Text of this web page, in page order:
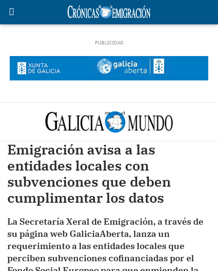
Emigración avisa a las
entidades locales con
subvenciones que deben
cumplimentar los datos
La Secretaría Xeral de Emigración, a través de
su página web GaliciaAberta, lanza un
requerimiento a las entidades locales que
perciben subvenciones cofinanciadas por el